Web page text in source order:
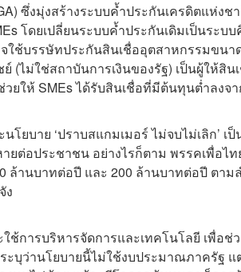
ซึ่งมุ่งสร้างระบบค้ำประกันเครดิตแห่งช
โดยเปลี่ยนระบบค้ำประกันเดิมเป็นระบ
ใช้บรรษัทประกันสินเชื่ออุตสาหกรรมขนา
ไม่ใช่สถาบันการเงินของรัฐ) เป็นผู้ให้สิน
ยให้ SMEs ได้รับสินเชื่อที่มีต้นทุนต่ำลงจ
นโยบาย ‘ปราบสแกมเมอร์ ไม่จบไม่เลิก’
ยต่อประชาชน อย่างไรก็ตาม พรรคเพื่อไ
ล้านบาทต่อปี และ 200 ล้านบาทต่อปี ตา
ง
ใช้การบริหารจัดการและเทคโนโลยี เพื่
บุว่านโยบายนี้ไม่ใช้งบประมาณภาครัฐ แ